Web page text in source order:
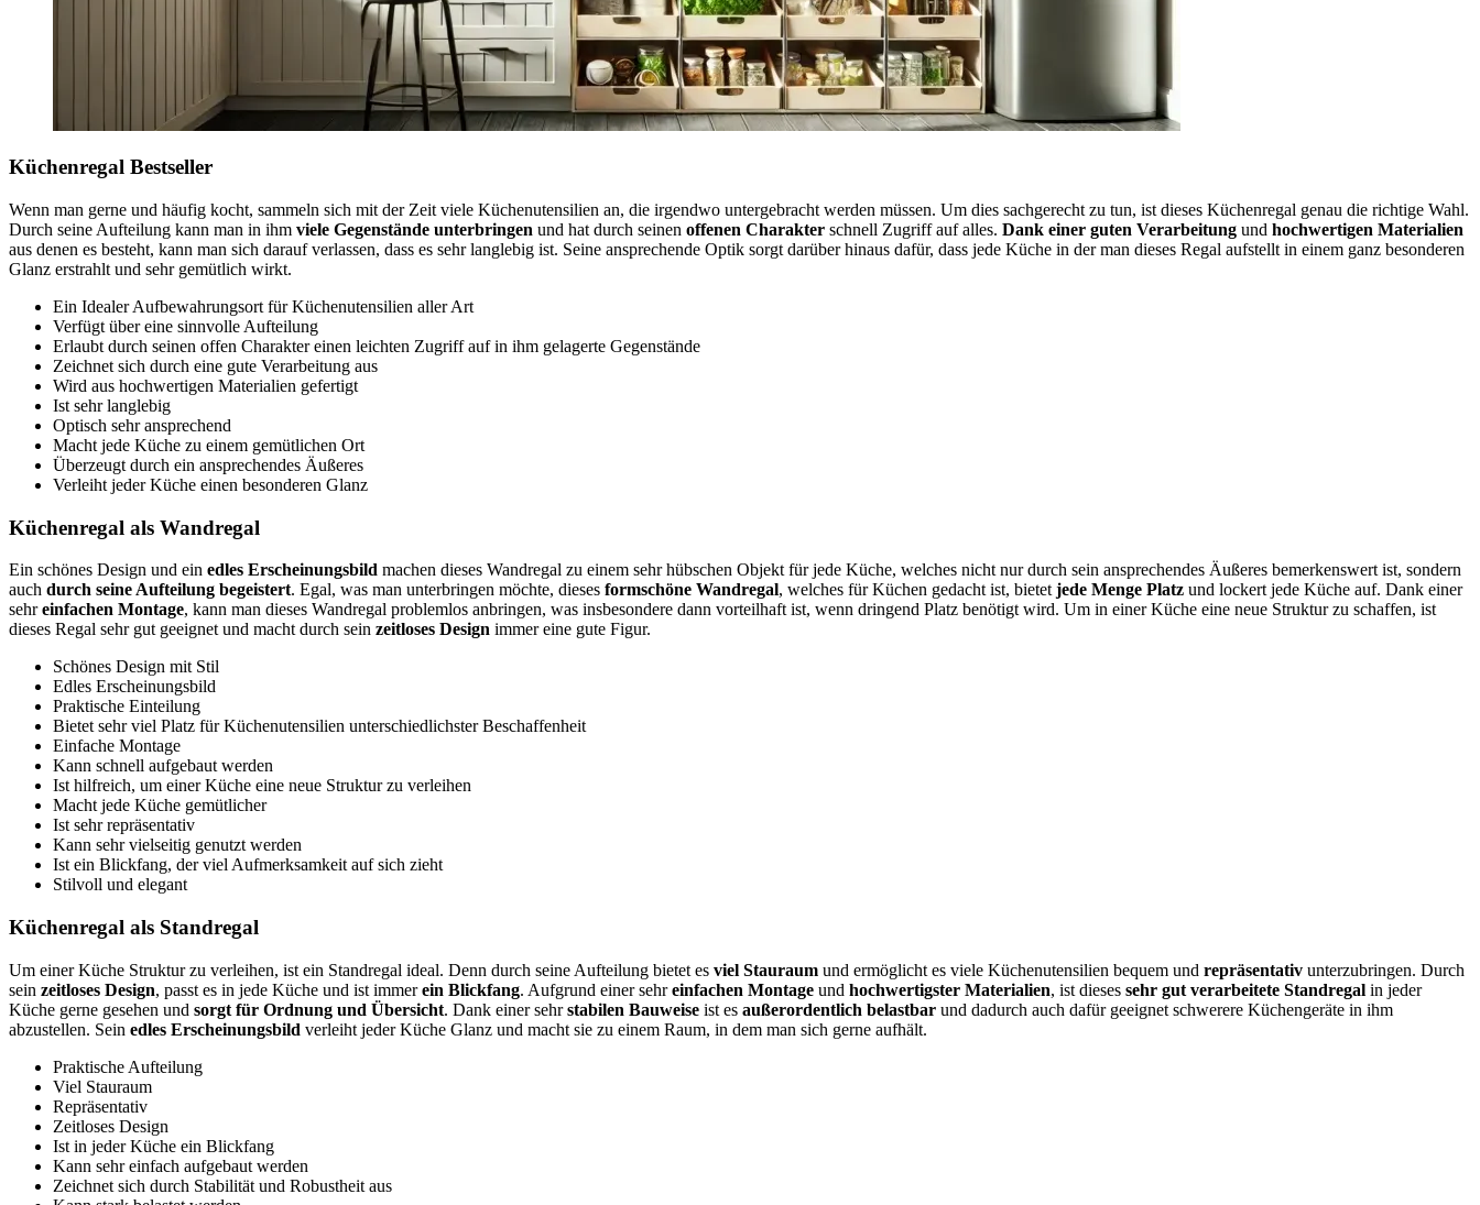
Küchenregal Bestseller
Wenn man gerne und häufig kocht, sammeln sich mit der Zeit viele Küchenutensilien an, die irgendwo untergebracht werden müssen. Um dies sachgerecht zu tun, ist dieses Küchenregal genau die richtige Wahl.
Durch seine Aufteilung kann man in ihm viele Gegenstände unterbringen und hat durch seinen offenen Charakter schnell Zugriff auf alles. Dank einer guten Verarbeitung und hochwertigen Materialien
aus denen es besteht, kann man sich darauf verlassen, dass es sehr langlebig ist. Seine ansprechende Optik sorgt darüber hinaus dafür, dass jede Küche in der man dieses Regal aufstellt in einem ganz besonderen
Glanz erstrahlt und sehr gemütlich wirkt.
Ein Idealer Aufbewahrungsort für Küchenutensilien aller Art
Verfügt über eine sinnvolle Aufteilung
Erlaubt durch seinen offen Charakter einen leichten Zugriff auf in ihm gelagerte Gegenstände
Zeichnet sich durch eine gute Verarbeitung aus
Wird aus hochwertigen Materialien gefertigt
Ist sehr langlebig
Optisch sehr ansprechend
Macht jede Küche zu einem gemütlichen Ort
Überzeugt durch ein ansprechendes Äußeres
Verleiht jeder Küche einen besonderen Glanz
Küchenregal als Wandregal
Ein schönes Design und ein edles Erscheinungsbild machen dieses Wandregal zu einem sehr hübschen Objekt für jede Küche, welches nicht nur durch sein ansprechendes Äußeres bemerkenswert ist, sondern
auch durch seine Aufteilung begeistert. Egal, was man unterbringen möchte, dieses formschöne Wandregal, welches für Küchen gedacht ist, bietetjede Menge Platz und lockert jede Küche auf. Dank einer
sehreinfachen Montage, kann man dieses Wandregal problemlos anbringen, was insbesondere dann vorteilhaft ist, wenn dringend Platz benötigt wird. Um in einer Küche eine neue Struktur zu schaffen, ist
dieses Regal sehr gut geeignet und macht durch sein zeitloses Design immer eine gute Figur.
Schönes Design mit Stil
Edles Erscheinungsbild
Praktische Einteilung
Bietet sehr viel Platz für Küchenutensilien unterschiedlichster Beschaffenheit
Einfache Montage
Kann schnell aufgebaut werden
Ist hilfreich, um einer Küche eine neue Struktur zu verleihen
Macht jede Küche gemütlicher
Ist sehr repräsentativ
Kann sehr vielseitig genutzt werden
Ist ein Blickfang, der viel Aufmerksamkeit auf sich zieht
Stilvoll und elegant
Küchenregal als Standregal
Um einer Küche Struktur zu verleihen, ist ein Standregal ideal. Denn durch seine Aufteilung bietet es viel Stauraum und ermöglicht es viele Küchenutensilien bequem und repräsentativ unterzubringen. Durch
sein zeitloses Design, passt es in jede Küche und ist immerein Blickfang. Aufgrund einer sehreinfachen Montage und hochwertigster Materialien, ist dieses sehr gut verarbeitete Standregal in jeder
Küche gerne gesehen und sorgt für Ordnung und Übersicht. Dank einer sehrstabilen Bauweise ist es außerordentlich belastbar und dadurch auch dafür geeignet schwerere Küchengeräte in ihm
abzustellen. Sein edles Erscheinungsbild verleiht jeder Küche Glanz und macht sie zu einem Raum, in dem man sich gerne aufhält.
Praktische Aufteilung
Viel Stauraum
Repräsentativ
Zeitloses Design
Ist in jeder Küche ein Blickfang
Kann sehr einfach aufgebaut werden
Zeichnet sich durch Stabilität und Robustheit aus